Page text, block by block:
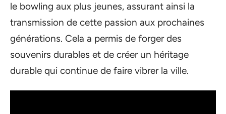
le bowling aux plus jeunes, assurant ainsi la
transmission de cette passion aux prochaines
générations. Cela a permis de forger des
souvenirs durables et de créer un héritage
durable qui continue de faire vibrer la ville.